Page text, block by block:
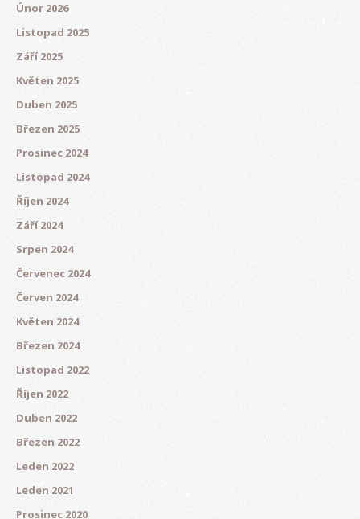
Únor 2026
Listopad 2025
Září 2025
Květen 2025
Duben 2025
Březen 2025
Prosinec 2024
Listopad 2024
Říjen 2024
Září 2024
Srpen 2024
Červenec 2024
Červen 2024
Květen 2024
Březen 2024
Listopad 2022
Říjen 2022
Duben 2022
Březen 2022
Leden 2022
Leden 2021
Prosinec 2020